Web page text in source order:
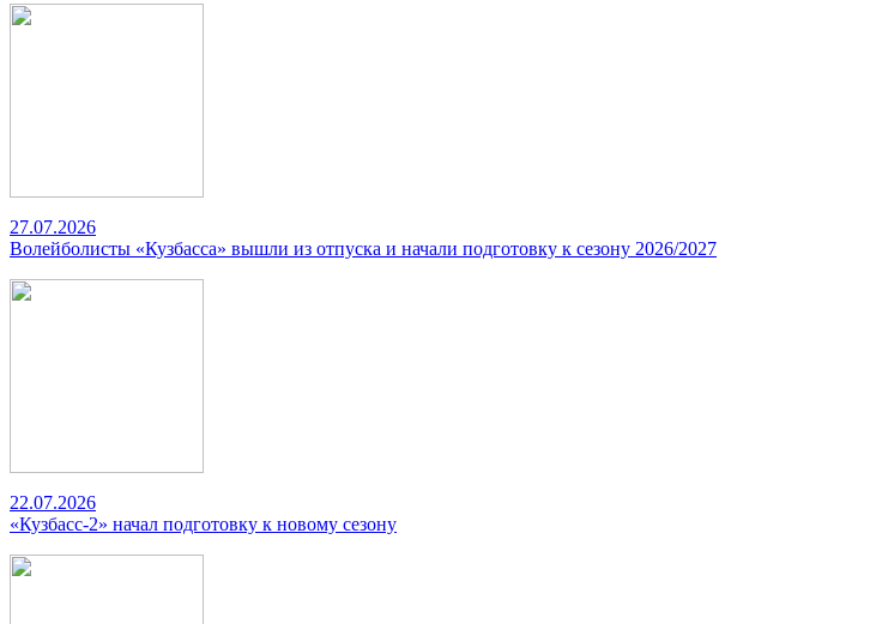
27.07.2026
Волейболисты «Кузбасса» вышли из отпуска и начали подготовку к сезону 2026/2027
22.07.2026
«Кузбасс-2» начал подготовку к новому сезону